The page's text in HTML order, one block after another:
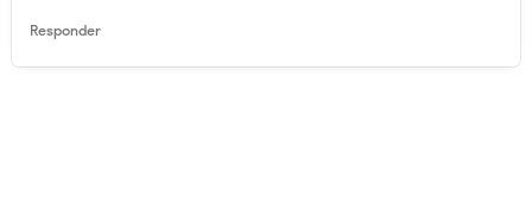
Responder